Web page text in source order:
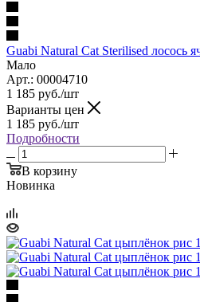
Guabi Natural Cat Sterilised лосось
Мало
Арт.: 00004710
1 185 руб./шт
Варианты цен
1 185 руб./шт
Подробности
В корзину
Новинка